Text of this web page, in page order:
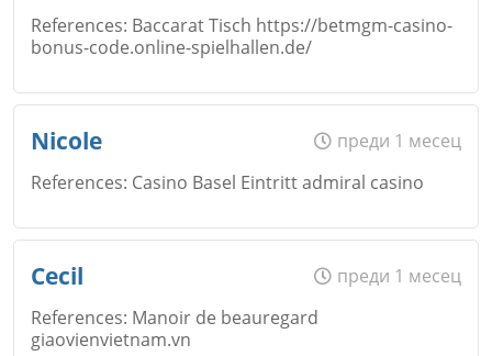
References: Baccarat Tisch https://betmgm-casino-
bonus-code.online-spielhallen.de/
Email
Nicole
преди 1 месец
References: Casino Basel Eintritt admiral casino
Cecil
преди 1 месец
References: Manoir de beauregard
giaovienvietnam.vn